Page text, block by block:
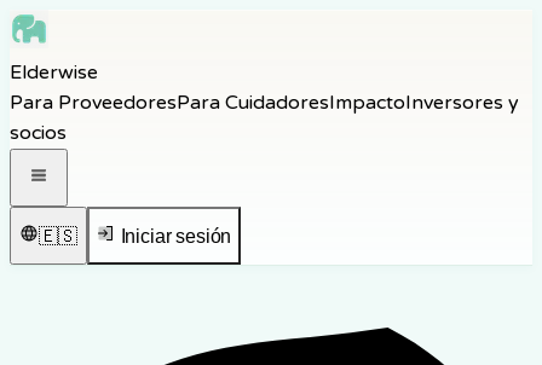
Skip to navigation
Skip to footer
Elderwise
Para ProveedoresPara CuidadoresImpactoInversores y
socios
🇪🇸 Iniciar sesión